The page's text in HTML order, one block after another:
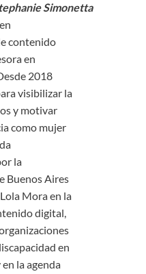
Simonetta
contenido
en
2018
visibilizar la
y motivar
como mujer
la
Buenos Aires
Mora en la
digital,
en
la agenda